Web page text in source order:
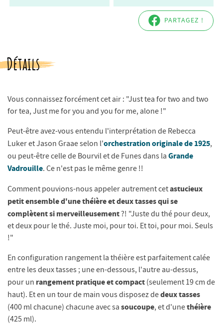
PARTAGEZ !
Détails
Vous connaissez forcément cet air : "Just tea for two and two
for tea, Just me for you and you for me, alone !"
Peut-être avez-vous entendu l'interprétation de Rebecca
Luker et Jason Graae selon l'orchestration originale de 1925,
ou peut-être celle de Bourvil et de Funes dans la Grande
Vadrouille. Ce n'est pas le même genre !!
Comment pouvions-nous appeler autrement cetastucieux
petit ensemble d'une théière et deux tasses qui se
complètent si merveilleusement?! "Juste du thé pour deux,
et deux pour le thé. Juste moi, pour toi. Et toi, pour moi. Seuls
!"
En configuration rangement la théière est parfaitement calée
entre les deux tasses ; une en-dessous, l'autre au-dessus,
pour un rangement pratique et compact (seulement 19 cm de
haut). Et en un tour de main vous disposez dedeux tasses
(400 ml chacune) chacune avec sa soucoupe, et d'unethéière
(425 ml).